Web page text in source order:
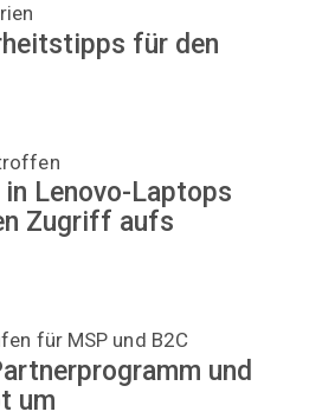
für den
Lenovo-Laptops
Zugriff aufs
für MSP und B2C
und
um